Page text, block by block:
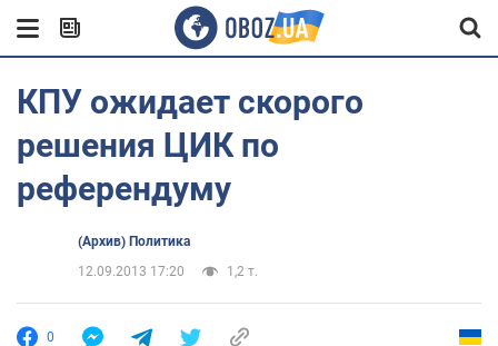
КПУ ожидает скорого
решения ЦИК по
референдуму
(Архив) Политика
12.09.2013 17:20
1,2 т.
0